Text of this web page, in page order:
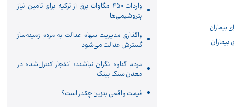
واردات ۴۵۰ مگاوات برق از ترکیه برای تامین نیاز
پتروشیمی‌ها
واگذاری مدیریت سهام عدالت به مردم زمینه‌ساز
گسترش عدالت می‌شود
مردم گناوه نگران نباشند؛ انفجار کنترل‌شده در
معدن سنگ بینک
قیمت واقعی بنزین چقدر است؟